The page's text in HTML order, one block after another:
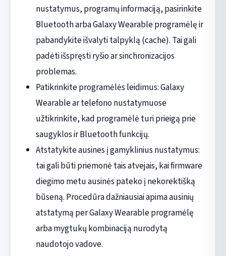
nustatymus, programų informaciją, pasirinkite
Bluetooth arba Galaxy Wearable programėlę ir
pabandykite išvalyti talpyklą (cache). Tai gali
padėti išspręsti ryšio ar sinchronizacijos
problemas.
Patikrinkite programėlės leidimus: Galaxy
Wearable ar telefono nustatymuose
užtikrinkite, kad programėlė turi prieigą prie
saugyklos ir Bluetooth funkcijų.
Atstatykite ausines į gamyklinius nustatymus:
tai gali būti priemonė tais atvejais, kai firmware
diegimo metu ausinės pateko į nekorektišką
būseną. Procedūra dažniausiai apima ausinių
atstatymą per Galaxy Wearable programėlę
arba mygtukų kombinaciją nurodytą
naudotojo vadove.